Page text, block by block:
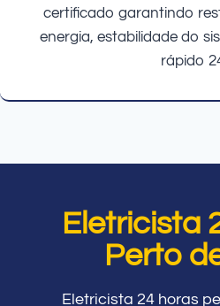
certificado garantindo
energia, estabilidade do
rápido
Eletricista
Perto
Eletricista 24 horas